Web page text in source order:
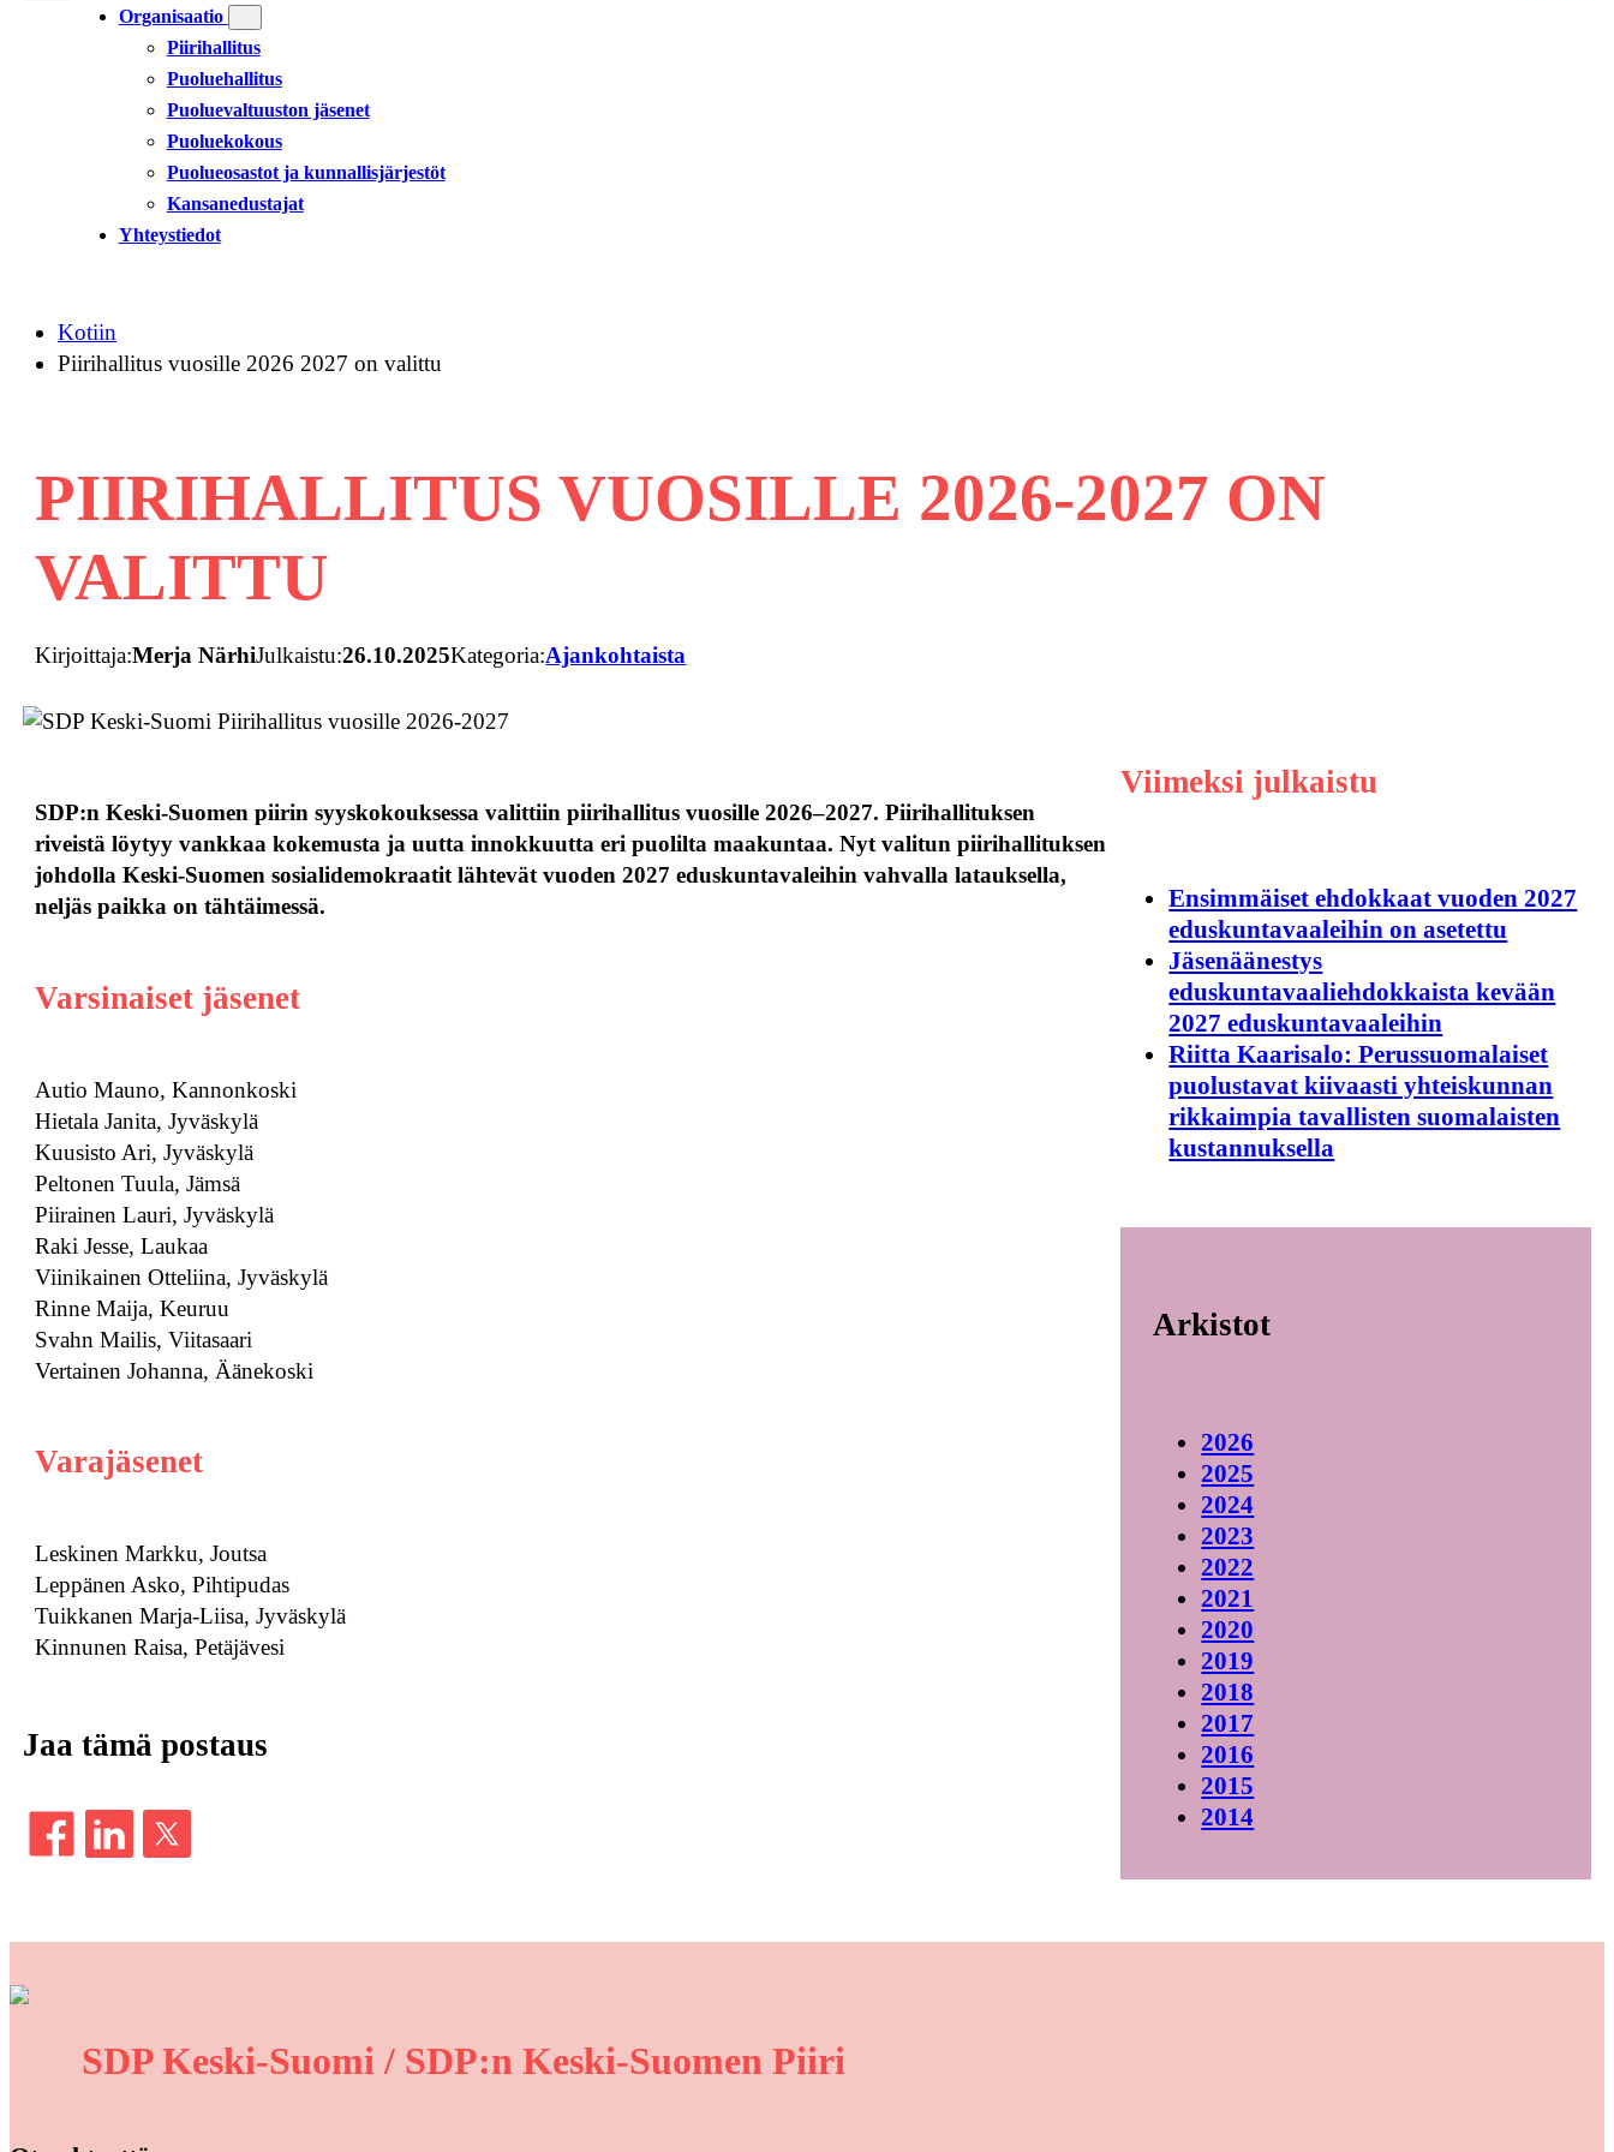
Organisaatio
Piirihallitus
Puoluehallitus
Puoluevaltuuston jäsenet
Puoluekokous
Puolueosastot ja kunnallisjärjestöt
Kansanedustajat
Yhteystiedot
Kotiin
Piirihallitus vuosille 2026 2027 on valittu
PIIRIHALLITUS VUOSILLE 2026-2027 ON
VALITTU
Kirjoittaja:Merja NärhiJulkaistu:26.10.2025Kategoria:Ajankohtaista
SDP:n Keski-Suomen piirin syyskokouksessa valittiin piirihallitus vuosille 2026–2027. Piirihallituksen
riveistä löytyy vankkaa kokemusta ja uutta innokkuutta eri puolilta maakuntaa. Nyt valitun piirihallituksen
johdolla Keski-Suomen sosialidemokraatit lähtevät vuoden 2027 eduskuntavaleihin vahvalla latauksella,
neljäs paikka on tähtäimessä.
Varsinaiset jäsenet
Autio Mauno, Kannonkoski
Hietala Janita, Jyväskylä
Kuusisto Ari, Jyväskylä
Peltonen Tuula, Jämsä
Piirainen Lauri, Jyväskylä
Raki Jesse, Laukaa
Viinikainen Otteliina, Jyväskylä
Rinne Maija, Keuruu
Svahn Mailis, Viitasaari
Vertainen Johanna, Äänekoski
Varajäsenet
Leskinen Markku, Joutsa
Leppänen Asko, Pihtipudas
Tuikkanen Marja-Liisa, Jyväskylä
Kinnunen Raisa, Petäjävesi
Jaa tämä postaus
Viimeksi julkaistu
Ensimmäiset ehdokkaat vuoden 2027
eduskuntavaaleihin on asetettu
Jäsenäänestys
eduskuntavaaliehdokkaista kevään
2027 eduskuntavaaleihin
Riitta Kaarisalo: Perussuomalaiset
puolustavat kiivaasti yhteiskunnan
rikkaimpia tavallisten suomalaisten
kustannuksella
Arkistot
2026
2025
2024
2023
2022
2021
2020
2019
2018
2017
2016
2015
2014
SDP Keski-Suomi / SDP:n Keski-Suomen Piiri